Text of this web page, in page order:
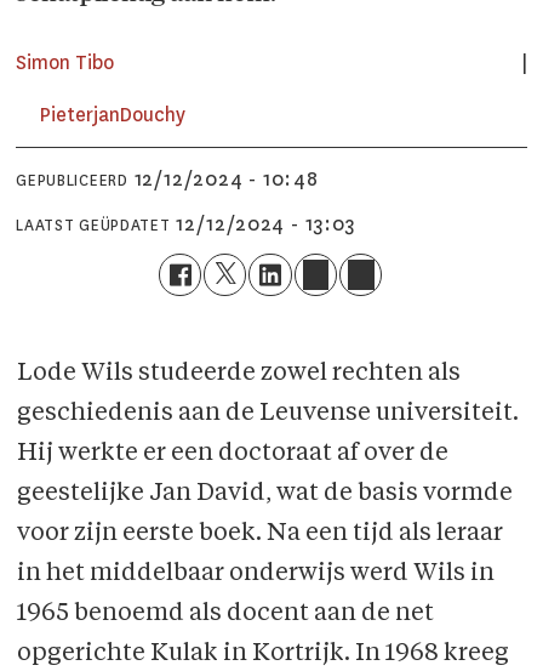
Simon Tibo
PieterjanDouchy
GEPUBLICEERD 12/12/2024 - 10:48
LAATST GEÜPDATET 12/12/2024 - 13:03
Lode Wils studeerde zowel rechten als
geschiedenis aan de Leuvense universiteit.
Hij werkte er een doctoraat af over de
geestelijke Jan David, wat de basis vormde
voor zijn eerste boek. Na een tijd als leraar
in het middelbaar onderwijs werd Wils in
1965 benoemd als docent aan de net
opgerichte Kulak in Kortrijk. In 1968 kreeg